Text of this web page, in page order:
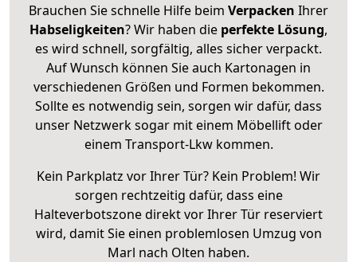
Brauchen Sie schnelle Hilfe beim Verpacken Ihrer
Habseligkeiten? Wir haben die perfekte Lösung,
es wird schnell, sorgfältig, alles sicher verpackt.
Auf Wunsch können Sie auch Kartonagen in
verschiedenen Größen und Formen bekommen.
Sollte es notwendig sein, sorgen wir dafür, dass
unser Netzwerk sogar mit einem Möbellift oder
einem Transport-Lkw kommen.
Kein Parkplatz vor Ihrer Tür? Kein Problem! Wir
sorgen rechtzeitig dafür, dass eine
Halteverbotszone direkt vor Ihrer Tür reserviert
wird, damit Sie einen problemlosen Umzug von
Marl nach Olten haben.